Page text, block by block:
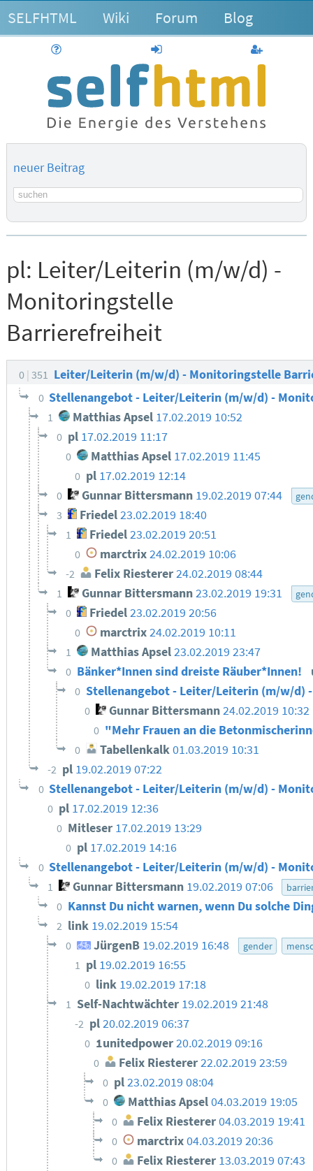
SELFHTML Wiki Forum Blog
anmelden
neuer Beitrag
Suchbegriff
pl: Leiter/Leiterin (m/w/d) -
Monitoringstelle
Barrierefreiheit
0 351 Leiter/Leiterin (m/w/d) - Monitoringstelle
0 Stellenangebot - Leiter/Leiterin (m/w/d) -
1 Matthias Apsel 17.02.2019 10:52
0 pl 17.02.2019 11:17
0 Matthias Apsel 17.02.2019 11:45
0 pl 17.02.2019 12:14
0 Gunnar Bittersmann 19.02.2019 07:44
3 Friedel23.02.2019 18:40
1 Friedel 23.02.2019 20:51
0 marctrix24.02.2019 10:06
-2 Felix Riesterer24.02.2019 08:44
1 Gunnar Bittersmann23.02.2019 19:31
0 Friedel 23.02.2019 20:56
0 marctrix24.02.2019 10:11
1 Matthias Apsel23.02.2019 23:47
0 Bänker*Innen sind dreiste Räuber*Innen!
0 Stellenangebot - Leiter/Leiterin (m/w/
0 Gunnar Bittersmann24.02.2019 10:32
0 "Mehr Frauen an die
0 Tabellenkalk01.03.2019 10:31
-2 pl 19.02.2019 07:22
0 Stellenangebot - Leiter/Leiterin (m/w/d) -
0 pl 17.02.2019 12:36
0 Mitleser 17.02.2019 13:29
0 pl 17.02.2019 14:16
0 Stellenangebot - Leiter/Leiterin (m/w/d) -
1 Gunnar Bittersmann 19.02.2019 07:06
0 Kannst Du nicht warnen, wenn Du solche
2 link 19.02.2019 15:54
0 JürgenB 19.02.2019 16:48 gender
1 pl 19.02.2019 16:55
0 link 19.02.2019 17:18
1 Self-Nachtwächter 19.02.2019 21:48
-2 pl20.02.2019 06:37
0 1unitedpower20.02.2019 09:16
0 Felix Riesterer 22.02.2019 23:59
0 pl23.02.2019 08:04
0 Matthias Apsel04.03.2019 19:05
0 Felix Riesterer04.03.2019 19:41
0 marctrix04.03.2019 20:36
0 Felix Riesterer 13.03.2019 07:43